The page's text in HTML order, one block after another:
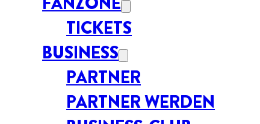
TICKETS
BUSINESS
PARTNER
PARTNER WERDEN